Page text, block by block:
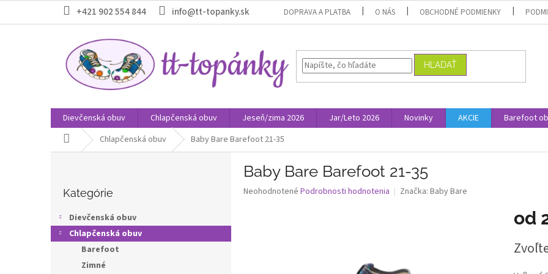
obsah
+421 902 554 844 info@tt-topanky.sk DOPRAVA A PLATBA O NÁS OBCHODNÉ PODMIENKY
HĽADAŤ
Dievčenská obuv Chlapčenská obuv Jeseň/zima 2026 Jar/Leto 2026 Novinky AKCIE Barefoot
Domov Chlapčenská obuv Baby Bare Barefoot 21-35
p
a
kategórie
Kategórie
Dievčenská obuv
Chlapčenská obuv
Barefoot
Zimné
Baby Bare Barefoot 21-35
Priemerné
Neohodnotené Podrobnosti hodnotenia Značka: Baby Bare
od
cena: